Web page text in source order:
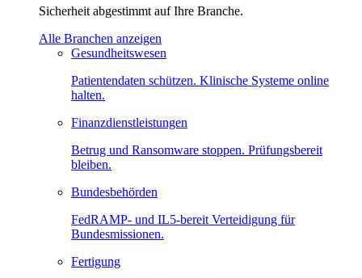
Sicherheit abgestimmt auf Ihre Branche.
Alle Branchen anzeigen
Gesundheitswesen
Patientendaten schützen. Klinische Systeme online
halten.
Finanzdienstleistungen
Betrug und Ransomware stoppen. Prüfungsbereit
bleiben.
Bundesbehörden
FedRAMP- und IL5-bereit Verteidigung für
Bundesmissionen.
Fertigung